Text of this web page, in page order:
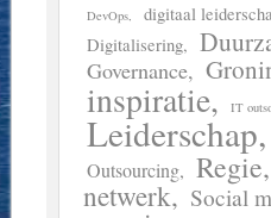
DevOps digitaal
Digitalisering
Governance
inspiratie IT
Leiderschap
Outsourcing Regie
netwerk Social